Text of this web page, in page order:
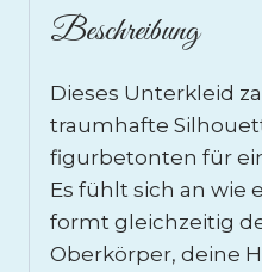
Beschreibung
Dieses Unterkleid
traumhafte
figurbetonten für
Es fühlt sich an wie
formt gleichzeitig
Oberkörper, deine